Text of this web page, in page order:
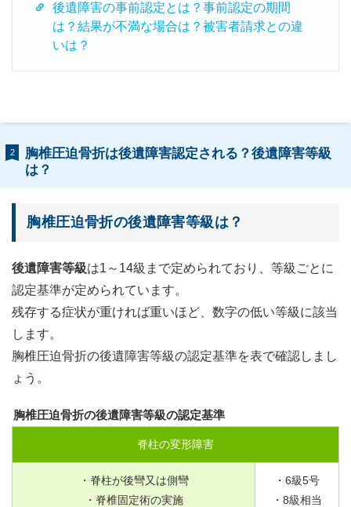
後遺障害の事前認定とは？事前認定の期間
は？結果が不満な場合は？被害者請求との違
いは？
2
胸椎圧迫骨折は後遺障害認定される？後遺障害等級
は？
胸椎圧迫骨折の後遺障害等級は？
後遺障害等級は1～14級まで定められており、等級ごとに
認定基準が定められています。
残存する症状が重ければ重いほど、数字の低い等級に該当
します。
胸椎圧迫骨折の後遺障害等級の認定基準を表で確認しまし
ょう。
胸椎圧迫骨折の後遺障害等級の認定基準
脊柱の変形障害
・脊柱が後彎又は側彎
・脊椎固定術の実施
・ 6級5号
・ 8級相当